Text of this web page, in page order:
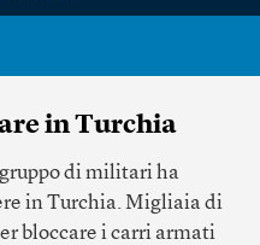
in Turchia
di militari ha
in Turchia. Migliaia di
bloccare i carri armati